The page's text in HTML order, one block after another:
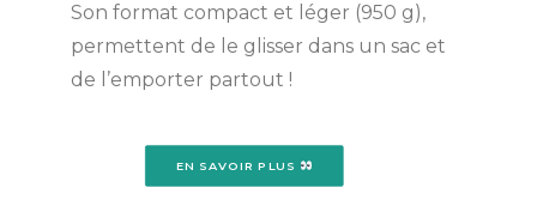
Son format compact et léger (950 g),
permettent de le glisser dans un sac et
de l’emporter partout !
EN SAVOIR PLUS